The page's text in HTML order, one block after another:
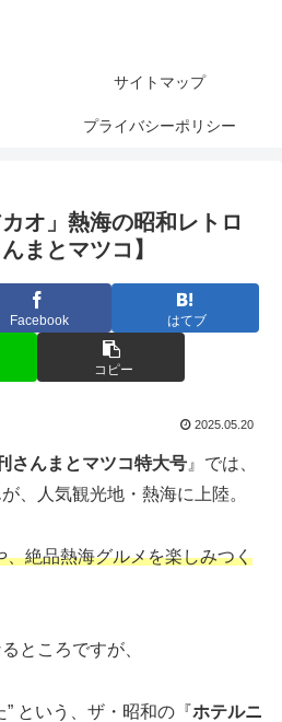
サイトマップ
プライバシーポリシー
オ」熱海の昭和レトロ
まとマツコ】
Facebook はてブ
コピー
2025.05.20
さんまとマツコ特大号 』では、
、人気観光地・熱海に上陸。
、絶品熱海グルメを楽しみつく
ところですが、
という、ザ・昭和の『ホテルニ